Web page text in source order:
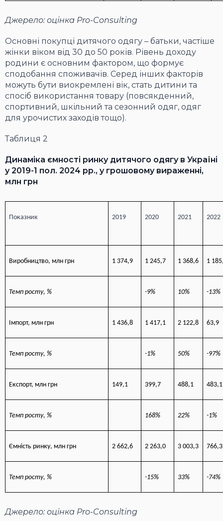
Джерело: оцінка Pro-Consulting
Основні покупці дитячого одягу – батьки, частіше
жінки віком від 30 до 50 років. Рівень доходу
родини є основним фактором, що формує
сподобання споживачів. Серед інших факторів
можуть бути виокремлені вік, стать дитини та
спосіб використання товару (повсякденний,
спортивний, шкільний та сезонний одяг, одяг
для урочистих заходів тощо).
Таблиця 2
Динаміка ємності ринку дитячого одягу в Україні
у 2019-1 пол. 2024 рр., у грошовому вираженні,
млн грн
Показник 2019 2020 2021 2022
Виробництво, млн грн 1 374,9 1 245,7 1 368,6 1
Темп росту, % -9% 10% -13%
Імпорт, млн грн 1 436,8 1 417,1 2 122,8 63,9
Темп росту, % -1% 50% -97%
Експорт, млн грн 149,1 399,7 488,1 483,1
Темп росту, % 168% 22% -1%
Ємність ринку, млн грн 2 662,6 2 263,0 3 003,3 766,3
Темп росту, % -15% 33% -74%
Джерело: оцінка Pro-Consulting